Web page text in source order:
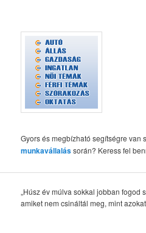
Gyors és megbízható segítségre van
munkavállalássorán? Keress fel
„Húsz év múlva sokkal jobban fogod
amiket nem csináltál meg, mint